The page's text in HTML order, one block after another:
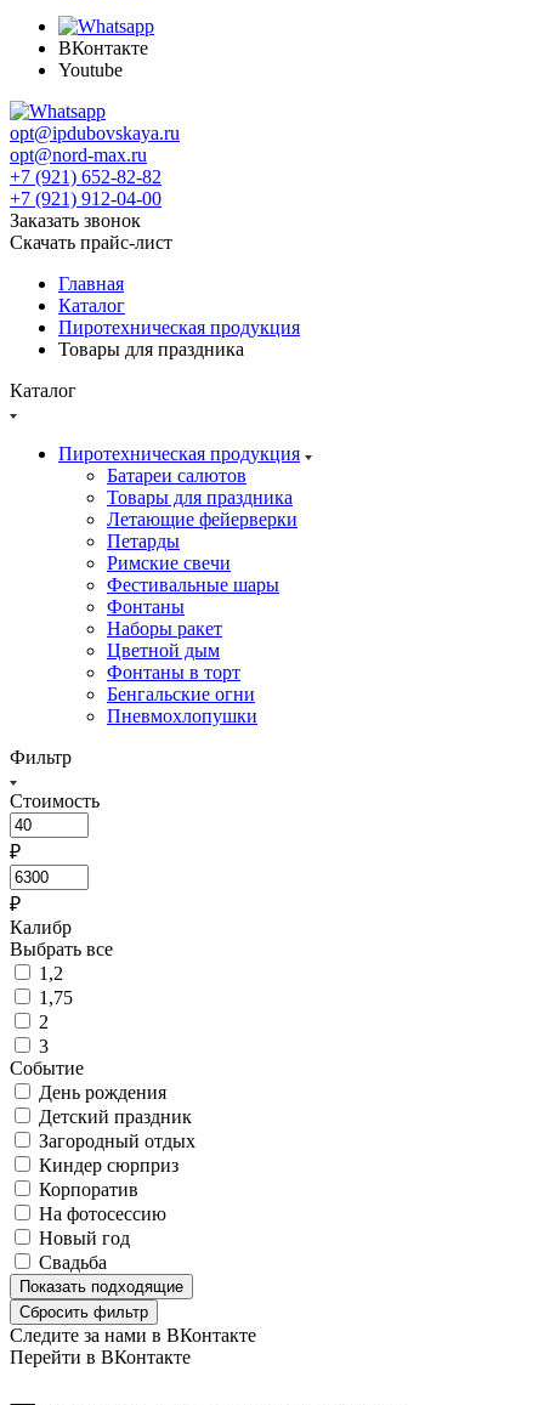
ВКонтакте
Youtube
opt@ipdubovskaya.ru
opt@nord-max.ru
+7 (921) 652-82-82
+7 (921) 912-04-00
Заказать звонок
Скачать прайс-лист
Главная
Каталог
Пиротехническая продукция
Товары для праздника
Каталог
Пиротехническая продукция
Батареи салютов
Товары для праздника
Летающие фейерверки
Петарды
Римские свечи
Фестивальные шары
Фонтаны
Наборы ракет
Цветной дым
Фонтаны в торт
Бенгальские огни
Пневмохлопушки
Фильтр
Стоимость
₽
₽
Калибр
Выбрать все
1,2
1,75
2
3
Событие
День рождения
Детский праздник
Загородный отдых
Киндер сюрприз
Корпоратив
На фотосессию
Новый год
Свадьба
Показать подходящие
Сбросить фильтр
Следите за нами в ВКонтакте
Перейти в ВКонтакте